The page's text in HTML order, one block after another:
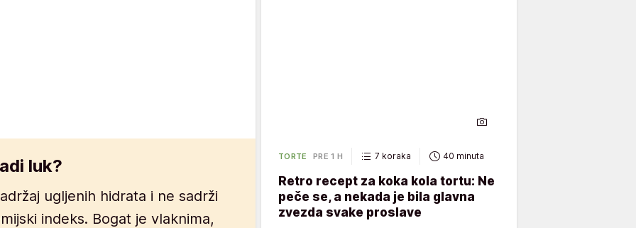
luk?
ugljenih hidrata i ne sadrži
indeks. Bogat je vlaknima,
TORTE PRE 1 H 7 koraka 40 minuta
Retro recept za koka kola tortu: Ne
peče se, a nekada je bila glavna
zvezda svake proslave